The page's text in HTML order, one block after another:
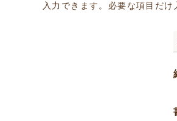
入力できます。必要な項目だ